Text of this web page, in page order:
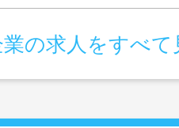
の求人をすべて